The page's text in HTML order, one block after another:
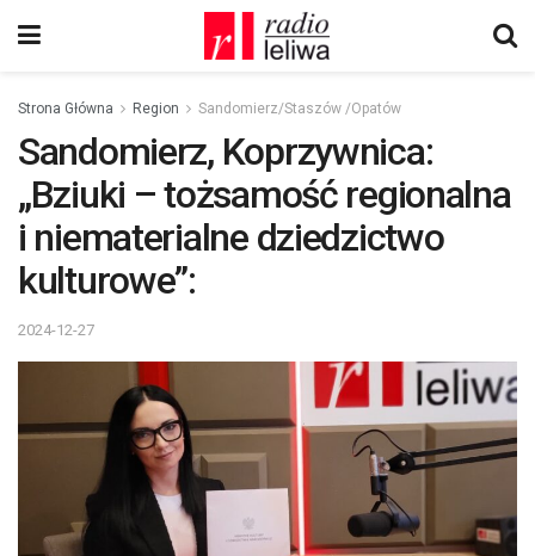
Strona Główna Region Sandomierz/Staszów /Opatów
Sandomierz, Koprzywnica:
„Bziuki – tożsamość regionalna
i niematerialne dziedzictwo
kulturowe”:
2024-12-27